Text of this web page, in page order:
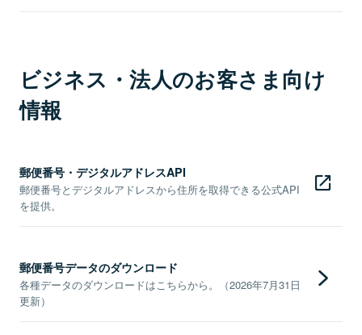
ビジネス・法人のお客さま向け
情報
郵便番号・デジタルアドレスAPI
郵便番号とデジタルアドレスから住所を取得できる公式API
を提供。
郵便番号データのダウンロード
各種データのダウンロードはこちらから。（2026年7月31日
更新）